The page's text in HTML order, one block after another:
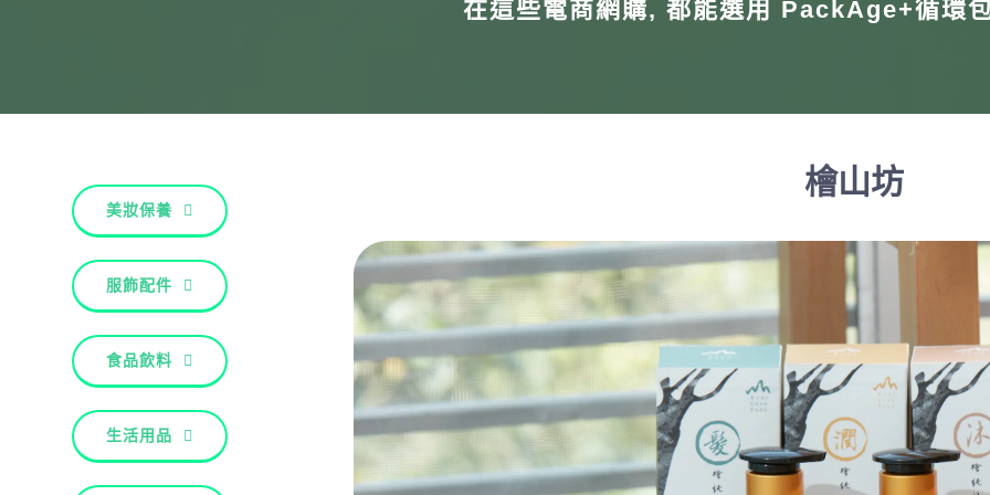
在這些電商網購, 都能選用 PackAge+循環
美妝保養
服飾配件
食品飲料
生活用品
檜山坊